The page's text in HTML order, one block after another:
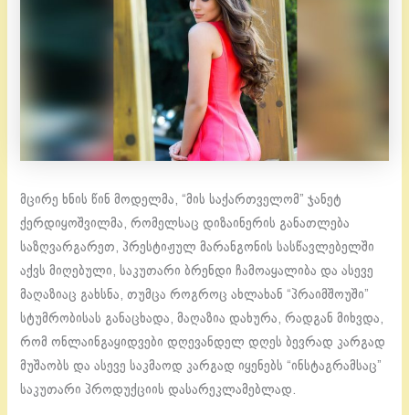
მცირე ხნის წინ მოდელმა, “მის საქართველომ” ჯანეტ
ქერდიყოშვილმა, რომელსაც დიზაინერის განათლება
საზღვარგარეთ, პრესტიჟულ მარანგონის სასწავლებელში
აქვს მიღებული, საკუთარი ბრენდი ჩამოაყალიბა და ასევე
მაღაზიაც გახსნა, თუმცა როგროც ახლახან “პრაიმშოუში”
სტუმრობისას განაცხადა, მაღაზია დახურა, რადგან მიხვდა,
რომ ონლაინგაყიდვები დღევანდელ დღეს ბევრად კარგად
მუშაობს და ასევე საკმაოდ კარგად იყენებს “ინსტაგრამსაც”
საკუთარი პროდუქციის დასარეკლამებლად.